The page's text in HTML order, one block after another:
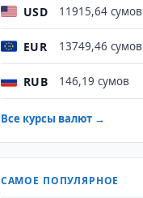
USD 11915,64 сумов
EUR 13749,46 сумов
RUB 146,19 сумов
Все курсы валют →
САМОЕ ПОПУЛЯРНОЕ